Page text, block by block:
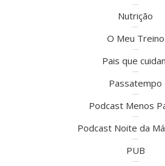
Nutrição
O Meu Treino
Pais que
Passatempo
Podcast Menos
Podcast Noite da
PUB